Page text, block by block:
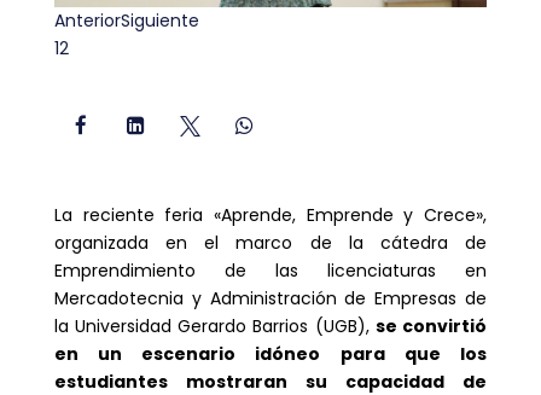
AnteriorSiguiente
12
   
La reciente feria «Aprende, Emprende y Crece»,
organizada en el marco de la cátedra de
Emprendimiento de las licenciaturas en
Mercadotecnia y Administración de Empresas de
la Universidad Gerardo Barrios (UGB), se convirtió
en un escenario idóneo para que los
estudiantes mostraran su capacidad de